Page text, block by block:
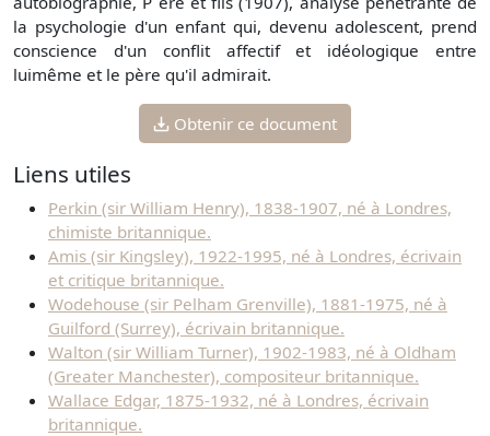
la psychologie d'un enfant qui, devenu adolescent, prend
conscience d'un conflit affectif et idéologique entre
luimême et le père qu'il admirait.
Obtenir ce document
Liens utiles
Perkin (sir William Henry), 1838-1907, né à Londres,
chimiste britannique.
Amis (sir Kingsley), 1922-1995, né à Londres, écrivain
et critique britannique.
Wodehouse (sir Pelham Grenville), 1881-1975, né à
Guilford (Surrey), écrivain britannique.
Walton (sir William Turner), 1902-1983, né à Oldham
(Greater Manchester), compositeur britannique.
Wallace Edgar, 1875-1932, né à Londres, écrivain
britannique.